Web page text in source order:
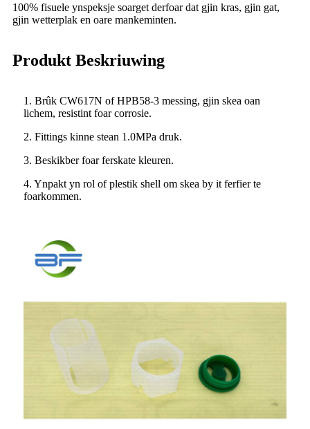
100% fisuele ynspeksje soarget derfoar dat gjin kras, gjin gat,
gjin wetterplak en oare mankeminten.
Produkt Beskriuwing
1. Brûk CW617N of HPB58-3 messing, gjin skea oan
lichem, resistint foar corrosie.
2. Fittings kinne stean 1.0MPa druk.
3. Beskikber foar ferskate kleuren.
4. Ynpakt yn rol of plestik shell om skea by it ferfier te
foarkommen.